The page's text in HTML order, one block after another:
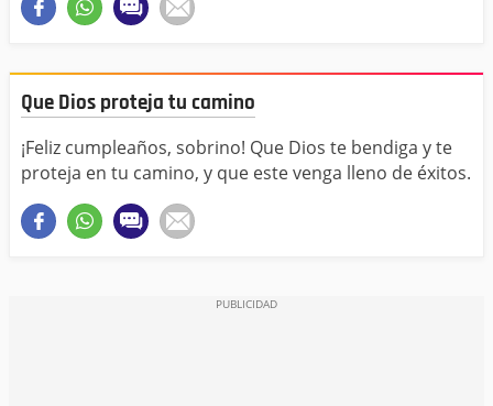
Que Dios proteja tu camino
¡Feliz cumpleaños, sobrino! Que Dios te bendiga y te
proteja en tu camino, y que este venga lleno de éxitos.